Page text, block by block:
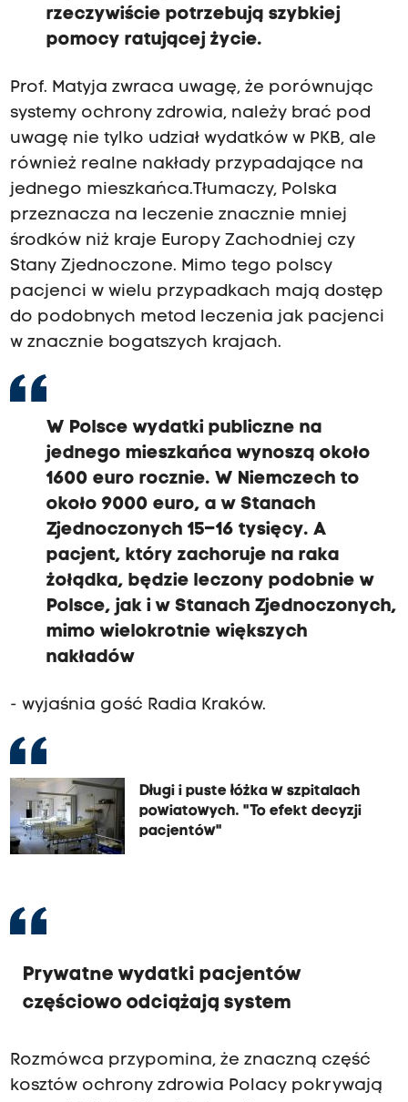
rzeczywiście potrzebują szybkiej
pomocy ratującej życie.
Prof. Matyja zwraca uwagę, że porównując
systemy ochrony zdrowia, należy brać pod
uwagę nie tylko udział wydatków w PKB, ale
również realne nakłady przypadające na
jednego mieszkańca.Tłumaczy, Polska
przeznacza na leczenie znacznie mniej
środków niż kraje Europy Zachodniej czy
Stany Zjednoczone. Mimo tego polscy
pacjenci w wielu przypadkach mają dostęp
do podobnych metod leczenia jak pacjenci
w znacznie bogatszych krajach.
W Polsce wydatki publiczne na
jednego mieszkańca wynoszą około
1600 euro rocznie. W Niemczech to
około 9000 euro, a w Stanach
Zjednoczonych 15–16 tysięcy. A
pacjent, który zachoruje na raka
żołądka, będzie leczony podobnie w
Polsce, jak i w Stanach Zjednoczonych,
mimo wielokrotnie większych
nakładów
- wyjaśnia gość Radia Kraków.
Długi i puste łóżka w szpitalach
powiatowych. "To efekt decyzji
pacjentów"
Prywatne wydatki pacjentów
częściowo odciążają system
Rozmówca przypomina, że znaczną część
kosztów ochrony zdrowia Polacy pokrywają